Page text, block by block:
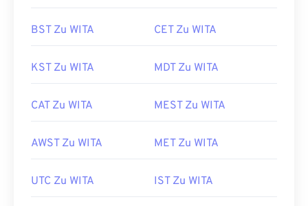
BST Zu WITA CET Zu WITA
KST Zu WITA MDT Zu WITA
CAT Zu WITA MEST Zu WITA
AWST Zu WITA MET Zu WITA
UTC Zu WITA IST Zu WITA